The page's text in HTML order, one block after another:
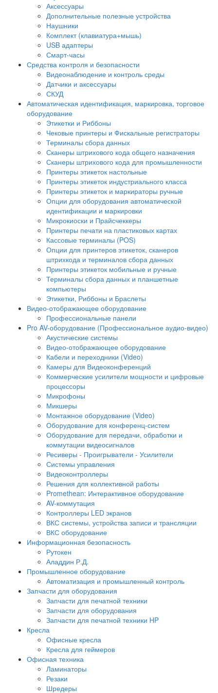
Аксессуары
Дополнительные полезные устройства
Наушники
Комплект (клавиатура+мышь)
USB адаптеры
Смарт-часы
Средства контроля и безопасности
Видеонаблюдение и контроль среды
Датчики и аксессуары
СКУД
Автоматическая идентификация, маркировка, торговое
оборудование
Этикетки и Риббоны
Чековые принтеры и Фискальные регистраторы
Терминалы сбора данных
Сканеры штрихового кода общего назначения
Сканеры штрихового кода для промышленности
Принтеры этикеток настольные
Принтеры этикеток индустриального класса
Принтеры этикеток и маркираторы ручные
Опции для оборудования автоматической
идентификации и маркировки
Микрокиоски и Прайсчеккеры
Принтеры печати на пластиковых картах
Кассовые терминалы (POS)
Опции для принтеров этикеток, сканеров
штрихкода и терминалов сбора данных
Принтеры этикеток мобильные и ручные
Терминалы сбора данных и планшетные
компьютеры
Этикетки, Риббоны и Браслеты
Видео-отображающее оборудование
Профессиональные панели
Pro AV-оборудование (Профессиональное аудио-видео)
Акустические системы
Видео-отображающее оборудование
Кабели и переходники (Video)
Камеры для Видеоконференций
Коммерческие усилители мощности и цифровые
процессоры
Микрофоны
Микшеры
Монтажное оборудование (Video)
Оборудование для конференц-систем
Оборудование для передачи, обработки и
коммутации видеосигналов
Ресиверы - Проигрыватели - Усилители
Системы управления
Видеоконтроллеры
Решения для коллективной работы
Promethean: Интерактивное оборудование
AV-коммутация
Контроллеры LED экранов
ВКС системы, устройства записи и трансляции
ВКС оборудование
Информационная безопасность
Рутокен
Аладдин Р.Д.
Промышленное оборудование
Автоматизация и промышленный контроль
Запчасти для оборудования
Запчасти для печатной техники
Запчасти для оборудования
Запчасти для печатной техники HP
Кресла
Офисные кресла
Кресла для геймеров
Офисная техника
Ламинаторы
Резаки
Шредеры